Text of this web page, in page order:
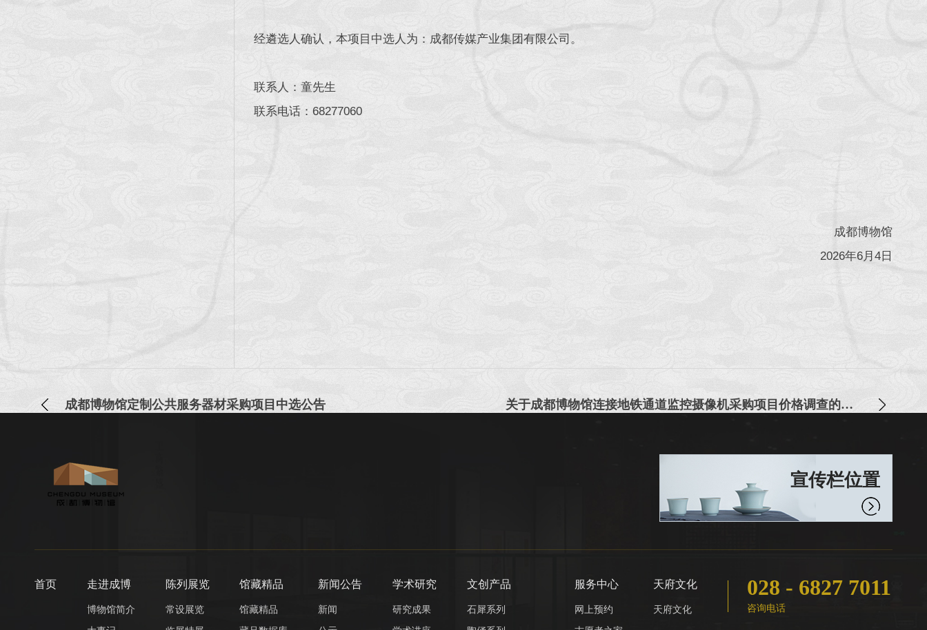
经遴选人确认，本项目中选人为：成都传媒产业集团有限公司。
联系人：童先生
联系电话：68277060
成都博物馆
2026年6月4日
成都博物馆定制公共服务器材采购项目中选公告 关于成都博物馆连接地铁通道监控摄像机采购项目价格调查的公告
宣传栏位置
首页 走进成博
博物馆简介
陈列展览
常设展览
馆藏精品
馆藏精品
新闻公告
新闻
学术研究
研究成果
文创产品
石犀系列
服务中心
网上预约
天府文化
天府文化
028 - 6827 7011
咨询电话